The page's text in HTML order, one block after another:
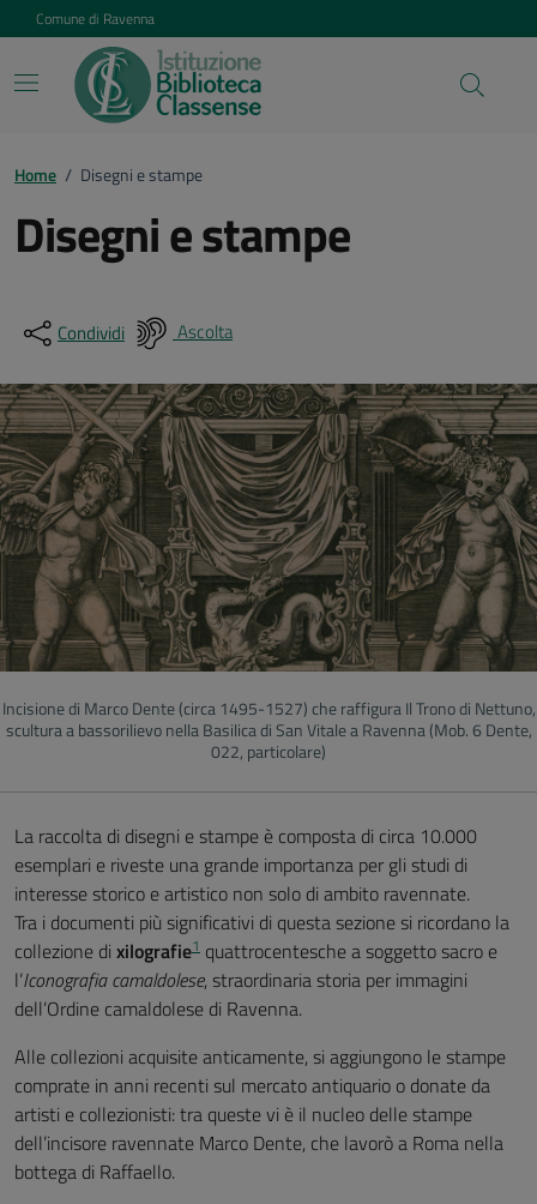
Vai ai contenuti
Vai al footer
Comune di Ravenna
Home / Disegni e stampe
Disegni e stampe
Condividi Ascolta
Incisione di Marco Dente (circa 1495-1527) che raffigura Il Trono di Nettuno,
scultura a bassorilievo nella Basilica di San Vitale a Ravenna (Mob. 6 Dente,
022, particolare)
La raccolta di disegni e stampe è composta di circa 10.000
esemplari e riveste una grande importanza per gli studi di
interesse storico e artistico non solo di ambito ravennate.
Tra i documenti più significativi di questa sezione si ricordano la
collezione di xilografie1 quattrocentesche a soggetto sacro e
l’Iconografia camaldolese, straordinaria storia per immagini
dell’Ordine camaldolese di Ravenna.
Alle collezioni acquisite anticamente, si aggiungono le stampe
comprate in anni recenti sul mercato antiquario o donate da
artisti e collezionisti: tra queste vi è il nucleo delle stampe
dell’incisore ravennate Marco Dente, che lavorò a Roma nella
bottega di Raffaello.